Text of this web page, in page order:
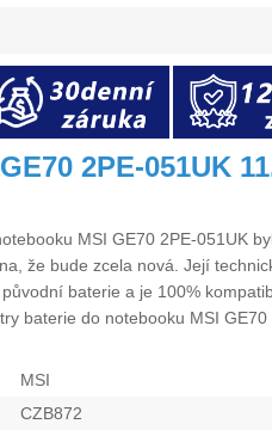
2PE-051UK
MSI GE70 2PE-051UK
že bude zcela nová. Její
baterie a je 100%
baterie do notebooku MSI GE70
MSI
CZB872